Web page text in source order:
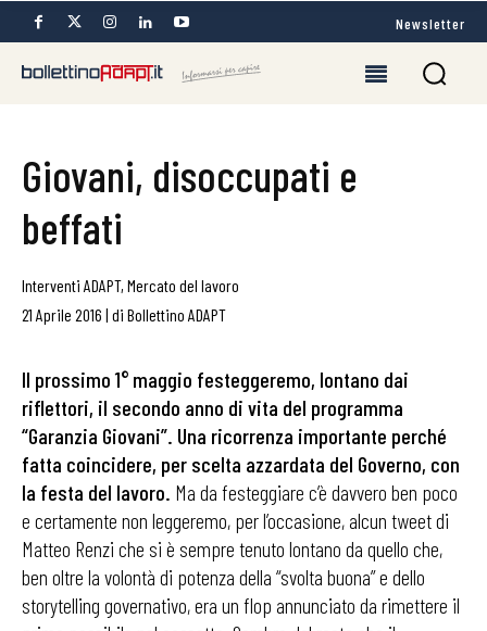
Newsletter
Giovani, disoccupati e
beffati
Interventi ADAPT, Mercato del lavoro
21 Aprile 2016 | di Bollettino ADAPT
Il prossimo 1° maggio festeggeremo, lontano dai
riflettori, il secondo anno di vita del programma
“Garanzia Giovani”. Una ricorrenza importante perché
fatta coincidere, per scelta azzardata del Governo, con
la festa del lavoro. Ma da festeggiare c’è davvero ben poco
e certamente non leggeremo, per l’occasione, alcun tweet di
Matteo Renzi che si è sempre tenuto lontano da quello che,
ben oltre la volontà di potenza della “svolta buona” e dello
storytelling governativo, era un flop annunciato da rimettere il